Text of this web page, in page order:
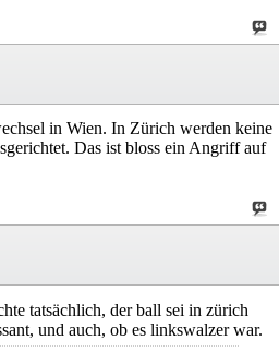
in Wien. In Zürich werden keine
Das ist bloss ein Angriff auf
tatsächlich, der ball sei in zürich
und auch, ob es linkswalzer war.